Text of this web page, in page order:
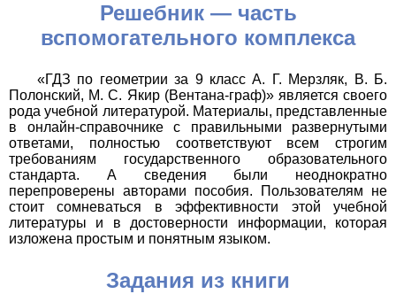
Решебник — часть
вспомогательного комплекса
«ГДЗ по геометрии за 9 класс А. Г. Мерзляк, В. Б.
Полонский, М. С. Якир (Вентана-граф)» является своего
рода учебной литературой. Материалы, представленные
в онлайн-справочнике с правильными развернутыми
ответами, полностью соответствуют всем строгим
требованиям государственного образовательного
стандарта. А сведения были неоднократно
перепроверены авторами пособия. Пользователям не
стоит сомневаться в эффективности этой учебной
литературы и в достоверности информации, которая
изложена простым и понятным языком.
Задания из книги